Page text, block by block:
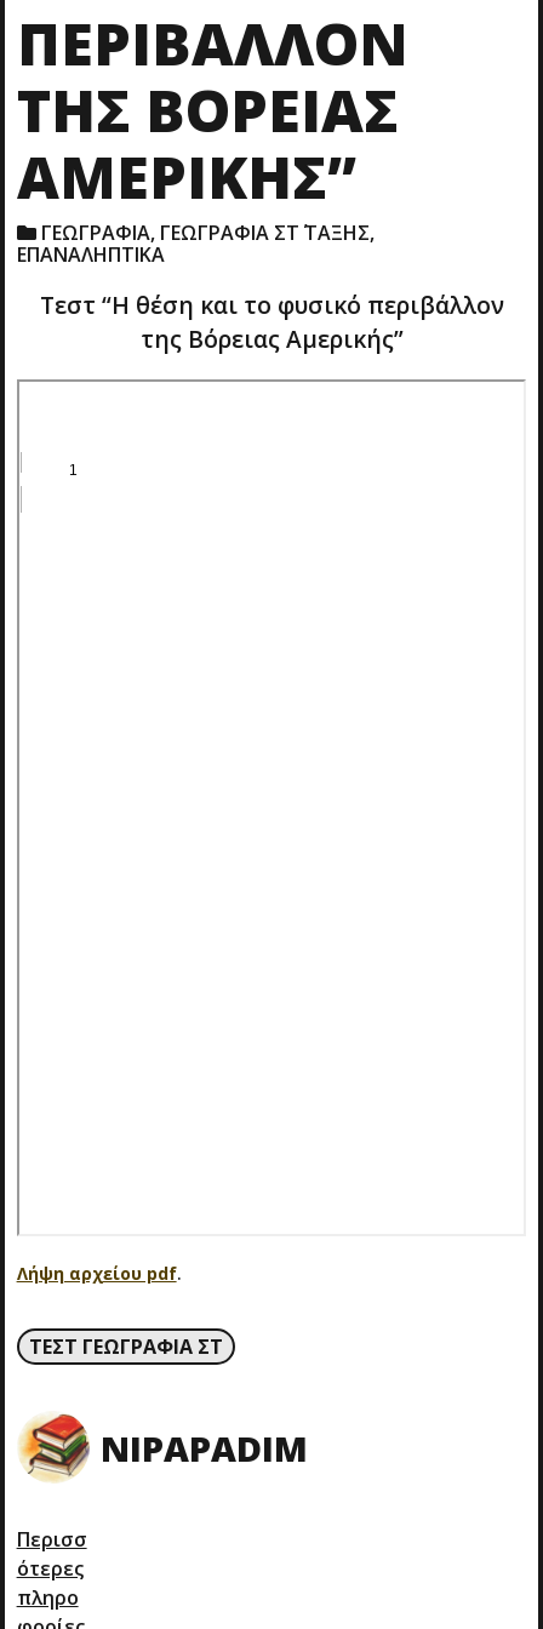
ΠΕΡΙΒΆΛΛΟΝ
ΤΗΣ ΒΌΡΕΙΑΣ
ΑΜΕΡΙΚΉΣ”
ΓΕΩΓΡΑΦΙΑ, ΓΕΩΓΡΑΦΙΑ ΣΤ΄ ΤΑΞΗΣ,
ΕΠΑΝΑΛΗΠΤΙΚΑ
Τεστ “Η θέση και το φυσικό περιβάλλον
της Βόρειας Αμερικής”
Λήψη αρχείου pdf.
ΤΕΣΤ ΓΕΩΓΡΑΦΊΑ ΣΤ
NIPAPADIM
Περισσ
ότερες
πληρο